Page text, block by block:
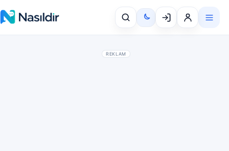
REKLAM